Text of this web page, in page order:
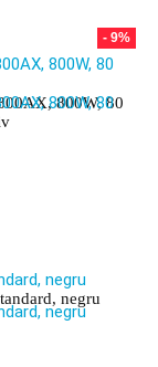
- 9%
800W, 80
negru